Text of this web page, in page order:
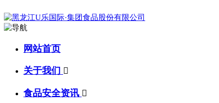
网站首页
关于我们 
食品安全资讯 